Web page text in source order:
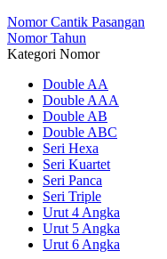
Nomor Cantik Pasangan
Nomor Tahun
Kategori Nomor
Double AA
Double AAA
Double AB
Double ABC
Seri Hexa
Seri Kuartet
Seri Panca
Seri Triple
Urut 4 Angka
Urut 5 Angka
Urut 6 Angka